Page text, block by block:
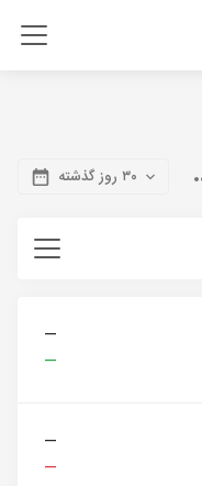
۳۰ روز گذشته
—
—
—
—